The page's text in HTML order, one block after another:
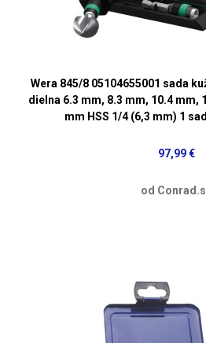
Wera 845/8 05104655001 sada
dielna 6.3 mm, 8.3 mm, 10.4 mm,
mm HSS 1/4 (6,3 mm) 1
97,99 €
od